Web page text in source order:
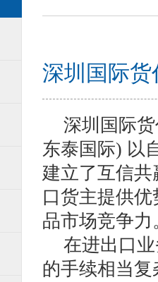
深圳国际货
深圳国际
东泰国际) 以
建立了互信
口货主提供
品市场竞争力
在进出口
的手续相当